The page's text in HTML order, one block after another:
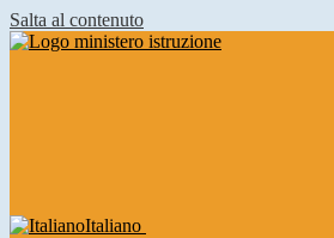
Salta al contenuto
Italiano